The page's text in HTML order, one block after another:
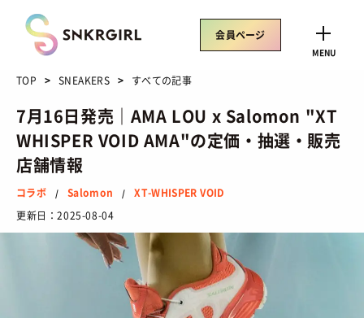
content
CLOSE
トレンドワード
サイズ感
コラボ
サンダル
New Balance
Salomon
会員ページ
MENU
TOP SNEAKERS すべての記事
7月16日発売｜AMA LOU x Salomon "XT
WHISPER VOID AMA"の定価・抽選・販売
店舗情報
コラボ / Salomon /XT-WHISPER VOID
更新日：2025-08-04